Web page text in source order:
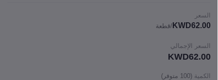
السعر
KWD62.00 /قطعة
السعر الإجمالي
KWD62.00
الكمية (
100 متوفر)